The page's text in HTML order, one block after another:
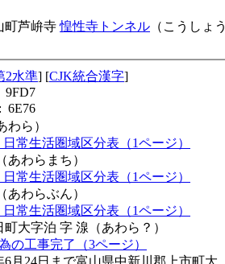
町芦峅寺惶性寺トンネル
こうしょう
2水準
CJK統合漢字
9FD7
6E76
わら
常生活圏域区分表（1ページ）
あわらまち
常生活圏域区分表（1ページ）
あわらぶん
常生活圏域区分表（1ページ）
大字泊 字 湶
あわら？
の工事完了（3ページ）
6月24日まで富山県中新川郡上市町大